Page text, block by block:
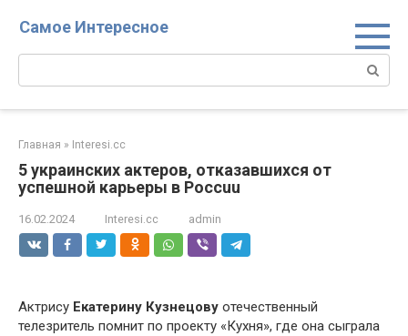
Самое Интересное
Поиск:
Главная » Interesi.cc
5 yкpаинских актеров, отказавшихся от
успешной карьеры в Россuu
16.02.2024 Interesi.cc admin
Актрису Екатерину Кузнецову отечественный
телезритель помнит по проекту «Кухня», где она сыграла